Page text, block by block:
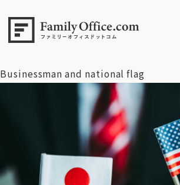
初めての方へ
ご利用の流れ・プラン
事例紹介
エキスパート一覧
無料講座
が高まる【日本株・ドル円 週間見通し】 5
Businessman and national flag